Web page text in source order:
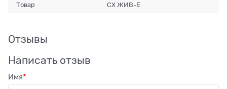
Товар СХ ЖИВ-Е
Отзывы
Написать отзыв
Имя